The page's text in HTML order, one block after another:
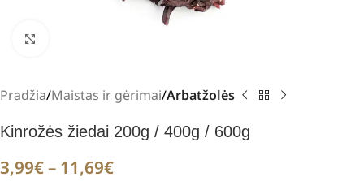
Pradžia Maistas ir gėrimai Arbatžolės
Kinrožės žiedai 200g / 400g / 600g
3,99€– 11,69€